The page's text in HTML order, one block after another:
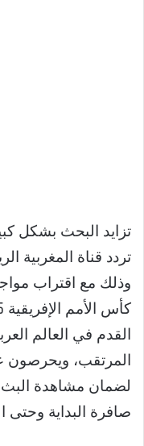
تزايد البحث بشكل
وذلك مع اقتراب
القدم في العالم
المرتقب، ويحرصون
لضمان مشاهدة البث
صافرة البداية وحتى